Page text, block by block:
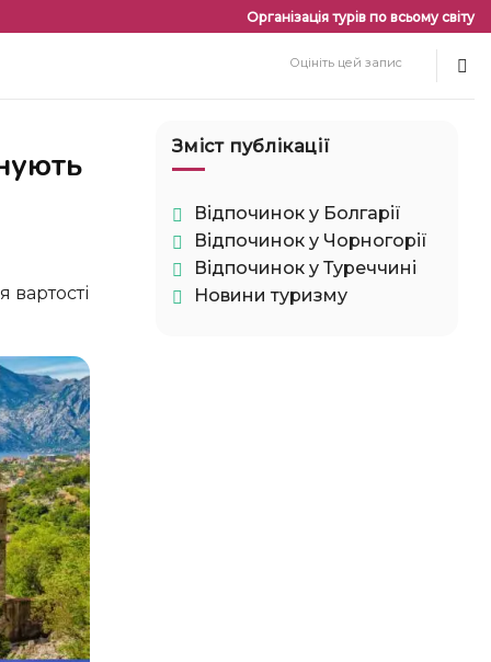
Організація турів по всьому світу
Оцініть цей запис
Зміст публікації
Відпочинок у Болгарії
Відпочинок у Чорногорії
Відпочинок у Туреччині
Новини туризму